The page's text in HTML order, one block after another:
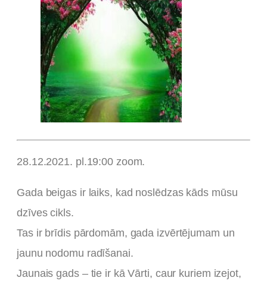
28.12.2021. pl.19:00 zoom.
Gada beigas ir laiks, kad noslēdzas kāds mūsu
dzīves cikls.
Tas ir brīdis pārdomām, gada izvērtējumam un
jaunu nodomu radīšanai.
Jaunais gads – tie ir kā Vārti, caur kuriem izejot,